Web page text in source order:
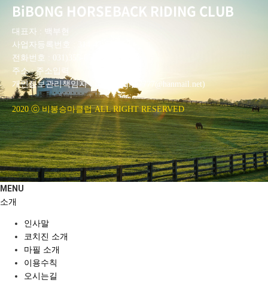
BiBONG HORSEBACK RIDING CLUB
대표자 : 백부현
사업자등록번호 : 314-43-00551
전화번호 : 031)355-8518
주소 : 주소입력
개인정보관리책임자 : 이은정(ejlee7777@hanmail.net)
2020 ⓒ 비봉승마클럽 ALL RIGHT RESERVED
MENU
소개
인사말
코치진 소개
마필 소개
이용수칙
오시는길